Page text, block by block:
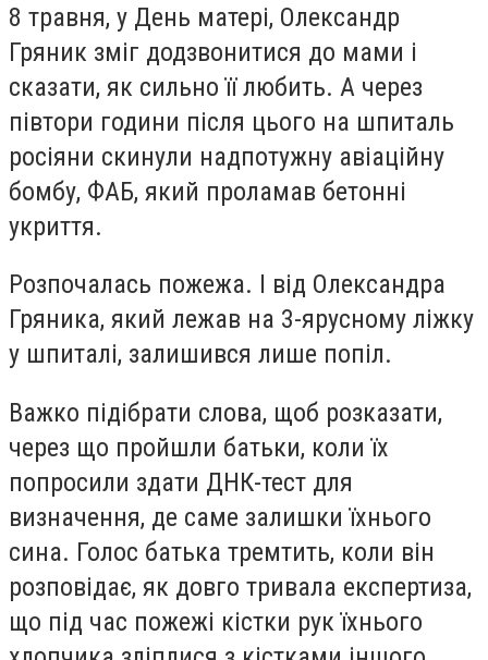
8 травня, у День матері, Олександр
Гряник зміг додзвонитися до мами і
сказати, як сильно її любить. А через
півтори години після цього на шпиталь
росіяни скинули надпотужну авіаційну
бомбу, ФАБ, який проламав бетонні
укриття.
Розпочалась пожежа. І від Олександра
Гряника, який лежав на 3-ярусному ліжку
у шпиталі, залишився лише попіл.
Важко підібрати слова, щоб розказати,
через що пройшли батьки, коли їх
попросили здати ДНК-тест для
визначення, де саме залишки їхнього
сина. Голос батька тремтить, коли він
розповідає, як довго тривала експертиза,
що під час пожежі кістки рук їхнього